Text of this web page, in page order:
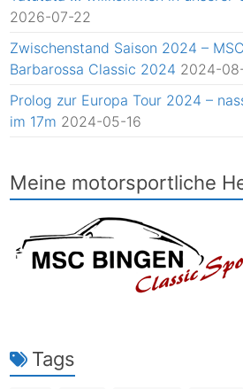
2026-07-22
Zwischenstand Saison 2024 –
Barbarossa Classic 2024 2024-
Prolog zur Europa Tour 2024 –
im 17m 2024-05-16
Meine motorsportliche
Tags